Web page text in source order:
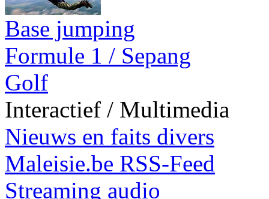
Base jumping
Formule 1 / Sepang
Golf
Interactief / Multimedia
Nieuws en faits divers
Maleisie.be RSS-Feed
Streaming audio